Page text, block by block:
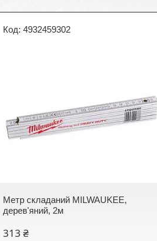
4932459302
Метр складаний MILWAUKEE,
дерев'яний, 2м
313 ₴